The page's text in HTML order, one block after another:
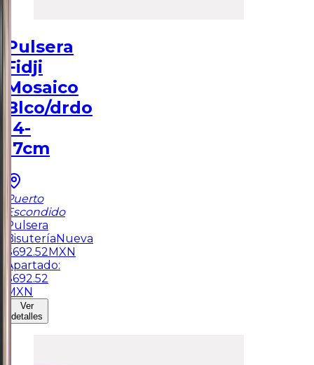
Pulsera
Fidji
Mosaico
Blco/drdo
14-
17cm
Puerto
Escondido
Pulsera
BisuteríaNueva
$692.52MXN
Apartado:
$692.52
MXN
Ver
detalles